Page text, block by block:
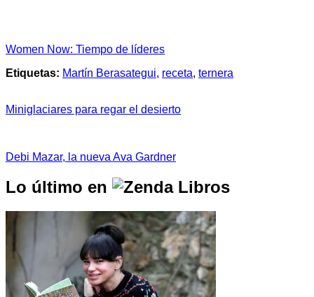
Women Now: Tiempo de líderes
Etiquetas: Martín Berasategui, receta, ternera
Miniglaciares para regar el desierto
Debi Mazar, la nueva Ava Gardner
Lo último en